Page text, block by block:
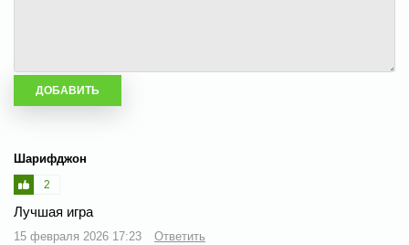
Шарифджон
2
Лучшая игра
15 февраля 2026 17:23 Ответить